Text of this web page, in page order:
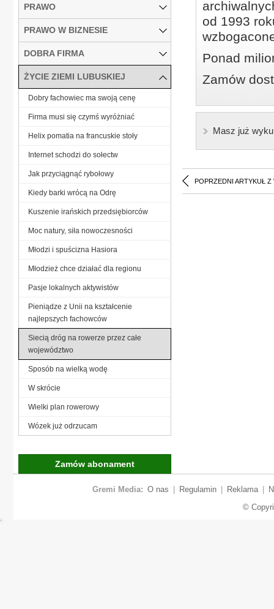
od 1993
Ponad
Zamów
Masz już
POPRZEDNI ARTYKUŁ Z
PRAWO
PRAWO W BIZNESIE
DOBRA FIRMA
ŻYCIE ZIEMI LUBUSKIEJ
Dobry fachowiec ma swoją cenę
Firma musi się czymś wyróżniać
Helix pomatia na francuskie stoły
Internet schodzi do sołectw
Jak przyciągnąć rybołowy
Kiedy barki wrócą na Odrę
Kuszenie irańskich przedsiębiorców
Moc natury, siła nowoczesności
Młodzi i spuścizna Hasiora
Młodzież chce działać dla regionu
Pasje lokalnych aktywistów
Pieniądze z Unii na kształcenie
najlepszych fachowców
Siecią dróg na rowerze przez całe
województwo
Sposób na wielką wodę
W skrócie
Wielki plan rowerowy
Wózek już odrzucam
Zamów abonament
Gremi Media: O nas Regulamin Reklama
©